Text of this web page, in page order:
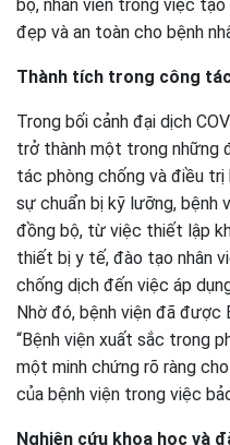
bộ, nhân viên trong việc
đẹp và an toàn cho bệnh
Thành tích trong công
Trong bối cảnh đại dịch
trở thành một trong những
tác phòng chống và điều trị
sự chuẩn bị kỹ lưỡng, bệnh
đồng bộ, từ việc thiết lập
thiết bị y tế, đào tạo nhân
chống dịch đến việc áp
Nhờ đó, bệnh viện đã
“Bệnh viện xuất sắc trong
một minh chứng rõ ràng
của bệnh viện trong việc
Nghiên cứu khoa học và